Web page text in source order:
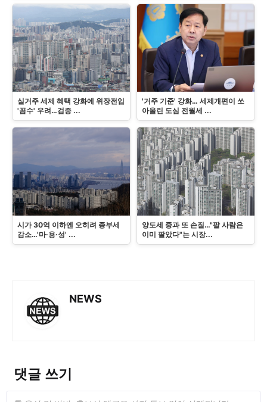
실거주 세제 혜택 강화에 위장전입
'꼼수' 우려…검증 ...
'거주 기준' 강화… 세제개편이 쏘
아올린 도심 전월세 ...
시가 30억 이하엔 오히려 종부세
감소…'마·용·성' ...
양도세 중과 또 손질…"팔 사람은
이미 팔았다"는 시장...
NEWS
댓글 쓰기